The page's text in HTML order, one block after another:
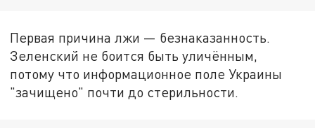
Первая причина лжи — безнаказанность.
Зеленский не боится быть уличённым,
потому что информационное поле Украины
"зачищено" почти до стерильности.